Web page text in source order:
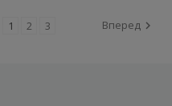
1 2 3 Вперед 